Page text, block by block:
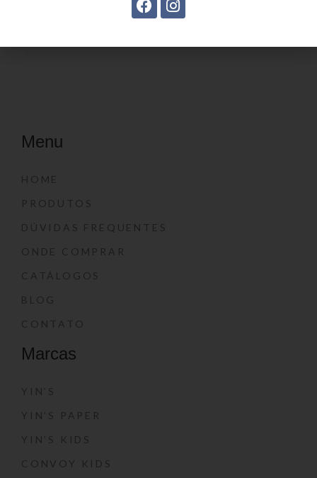
Menu
HOME
PRODUTOS
DÚVIDAS FREQUENTES
ONDE COMPRAR
CATÁLOGOS
BLOG
CONTATO
Marcas
YIN’S
YIN’S PAPER
YIN’S KIDS
CONVOY KIDS